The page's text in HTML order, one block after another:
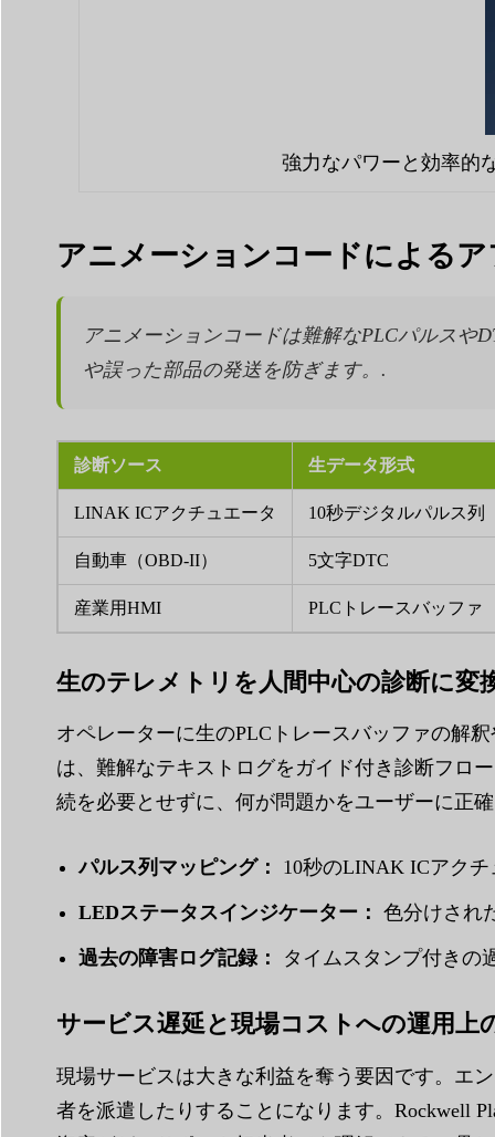
強力なパワーと効率的
アニメーションコードによる
アニメーションコードは難解なPLCパルスや
や誤った部品の発送を防ぎます。.
診断ソース 生データ形式
LINAK ICアクチュエータ 10秒デジタルパルス列
自動車（OBD-II） 5文字DTC
産業用HMI PLCトレースバッファ
生のテレメトリを人間中心の診断に変
オペレーターに生のPLCトレースバッファの解
は、難解なテキストログをガイド付き診断フロ
続を必要とせずに、何が問題かをユーザーに正
パルス列マッピング： 10秒のLINAK ICアク
LEDステータスインジケーター： 色分けされ
過去の障害ログ記録： タイムスタンプ付きの
サービス遅延と現場コストへの運用上
現場サービスは大きな利益を奪う要因です。エ
者を派遣したりすることになります。Rockwell